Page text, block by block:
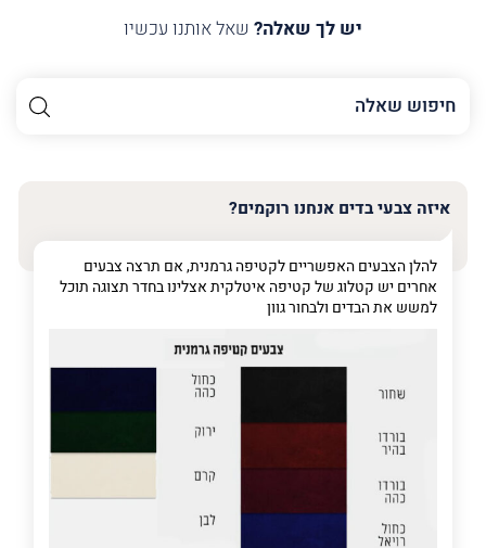
יש לך שאלה? שאל אותנו עכשיו
השם
שלך
טלפון (חובה)
פרט על מה מדובר
איזה צבעי בדים אנחנו רוקמים?
להלן הצבעים האפשריים לקטיפה גרמנית, אם תרצה צבעים
אחרים יש קטלוג של קטיפה איטלקית אצלינו בחדר תצוגה תוכל
למשש את הבדים ולבחור גוון